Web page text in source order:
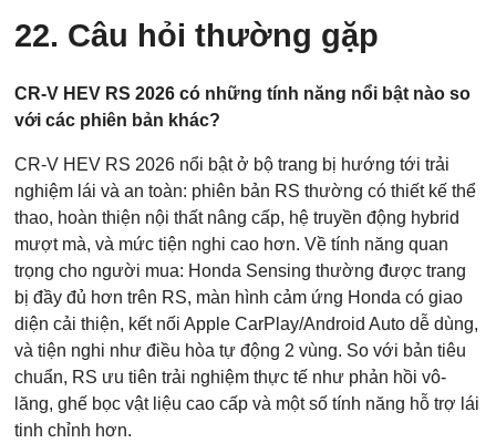
22. Câu hỏi thường gặp
CR-V HEV RS 2026 có những tính năng nổi bật nào so
với các phiên bản khác?
CR-V HEV RS 2026 nổi bật ở bộ trang bị hướng tới trải
nghiệm lái và an toàn: phiên bản RS thường có thiết kế thể
thao, hoàn thiện nội thất nâng cấp, hệ truyền động hybrid
mượt mà, và mức tiện nghi cao hơn. Về tính năng quan
trọng cho người mua: Honda Sensing thường được trang
bị đầy đủ hơn trên RS, màn hình cảm ứng Honda có giao
diện cải thiện, kết nối Apple CarPlay/Android Auto dễ dùng,
và tiện nghi như điều hòa tự động 2 vùng. So với bản tiêu
chuẩn, RS ưu tiên trải nghiệm thực tế như phản hồi vô-
lăng, ghế bọc vật liệu cao cấp và một số tính năng hỗ trợ lái
tinh chỉnh hơn.